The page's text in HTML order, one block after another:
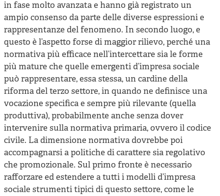
in fase molto avanzata e hanno già registrato un
ampio consenso da parte delle diverse espressioni e
rappresentanze del fenomeno. In secondo luogo, e
questo è l’aspetto forse di maggior rilievo, perché una
normativa più efficace nell’intercettare sia le forme
più mature che quelle emergenti d’impresa sociale
può rappresentare, essa stessa, un cardine della
riforma del terzo settore, in quando ne definisce una
vocazione specifica e sempre più rilevante (quella
produttiva), probabilmente anche senza dover
intervenire sulla normativa primaria, ovvero il codice
civile. La dimensione normativa dovrebbe poi
accompagnarsi a politiche di carattere sia regolativo
che promozionale. Sul primo fronte è necessario
rafforzare ed estendere a tutti i modelli d’impresa
sociale strumenti tipici di questo settore, come le